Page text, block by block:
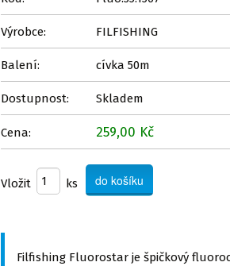
Výrobce: FILFISHING
Balení: cívka 50m
Dostupnost: Skladem
Cena: 259,00 Kč
Vložit ks
Filfishing Fluorostar je špičkový